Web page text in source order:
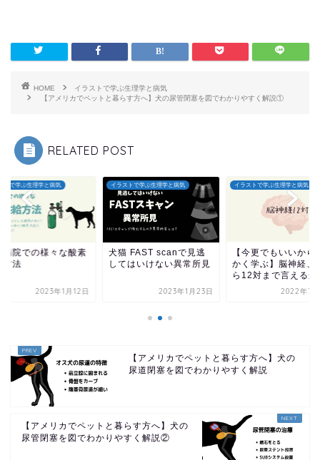
HOME
イラストで学ぶ生理学と病気
【アメリカでペットと暮らす方へ】犬の尿管閉塞を図でわかりやすく解説①
RELATED POST
トで学ぶ生理学と病気
病院での様々な酸素
方法
2023年1月12日
イラストで学ぶ生理学と病気
犬猫 FAST scanで見逃
してはいけない異常所見
2023年1月23日
イラストで学ぶ生理学と病気
【今更でもいいから
かく学ぶ】脳神経、
ら12対まで言えるか
2022年7
【アメリカでペットと暮らす方へ】犬の
尿道閉塞を図でわかりやすく解説
【アメリカでペットと暮らす方へ】犬の
尿管閉塞を図でわかりやすく解説②